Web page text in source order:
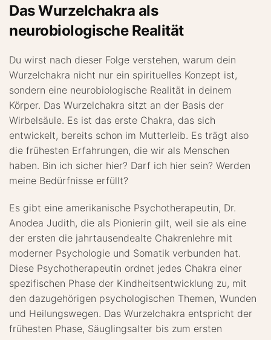
Das Wurzelchakra als
neurobiologische Realität
Du wirst nach dieser Folge verstehen, warum dein
Wurzelchakra nicht nur ein spirituelles Konzept ist,
sondern eine neurobiologische Realität in deinem
Körper. Das Wurzelchakra sitzt an der Basis der
Wirbelsäule. Es ist das erste Chakra, das sich
entwickelt, bereits schon im Mutterleib. Es trägt also
die frühesten Erfahrungen, die wir als Menschen
haben. Bin ich sicher hier? Darf ich hier sein? Werden
meine Bedürfnisse erfüllt?
Es gibt eine amerikanische Psychotherapeutin, Dr.
Anodea Judith, die als Pionierin gilt, weil sie als eine
der ersten die jahrtausendealte Chakrenlehre mit
moderner Psychologie und Somatik verbunden hat.
Diese Psychotherapeutin ordnet jedes Chakra einer
spezifischen Phase der Kindheitsentwicklung zu, mit
den dazugehörigen psychologischen Themen, Wunden
und Heilungswegen. Das Wurzelchakra entspricht der
frühesten Phase, Säuglingsalter bis zum ersten